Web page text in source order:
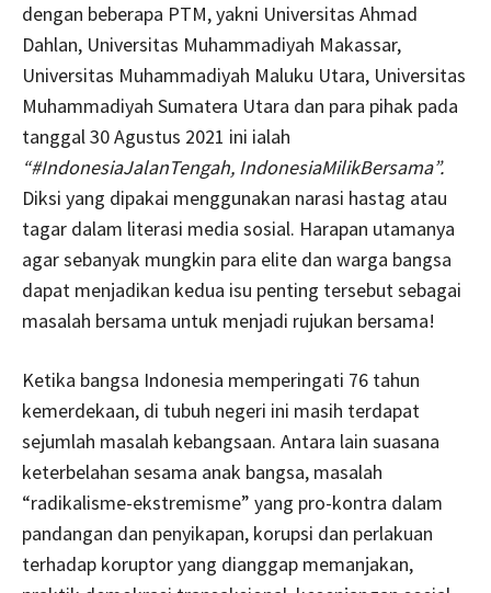
dengan beberapa PTM, yakni Universitas Ahmad
Dahlan, Universitas Muhammadiyah Makassar,
Universitas Muhammadiyah Maluku Utara, Universitas
Muhammadiyah Sumatera Utara dan para pihak pada
tanggal 30 Agustus 2021 ini ialah
“#IndonesiaJalanTengah, IndonesiaMilikBersama”.
Diksi yang dipakai menggunakan narasi hastag atau
tagar dalam literasi media sosial. Harapan utamanya
agar sebanyak mungkin para elite dan warga bangsa
dapat menjadikan kedua isu penting tersebut sebagai
masalah bersama untuk menjadi rujukan bersama!
Ketika bangsa Indonesia memperingati 76 tahun
kemerdekaan, di tubuh negeri ini masih terdapat
sejumlah masalah kebangsaan. Antara lain suasana
keterbelahan sesama anak bangsa, masalah
“radikalisme-ekstremisme” yang pro-kontra dalam
pandangan dan penyikapan, korupsi dan perlakuan
terhadap koruptor yang dianggap memanjakan,